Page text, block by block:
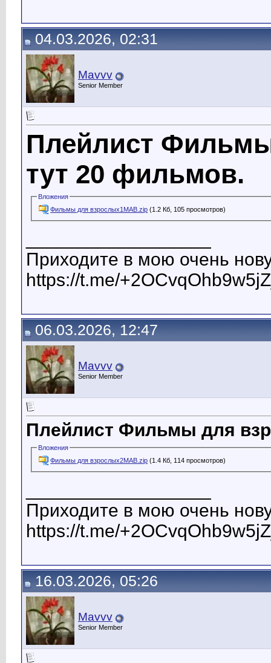
04.03.2026, 02:31
Mavvv
Senior Member
Плейлист
тут 20 фильмов.
Вложения
Фильмы для взрослых1МАВ.zip (1.2 Кб, 105 просмотров)
Приходите в мою очень
https://t.me/
06.03.2026, 12:47
Mavvv
Senior Member
Плейлист Фильмы для
Вложения
Фильмы для взрослых2МАВ.zip (1.4 Кб, 114 просмотров)
Приходите в мою очень
https://t.me/
16.03.2026, 05:26
Mavvv
Senior Member